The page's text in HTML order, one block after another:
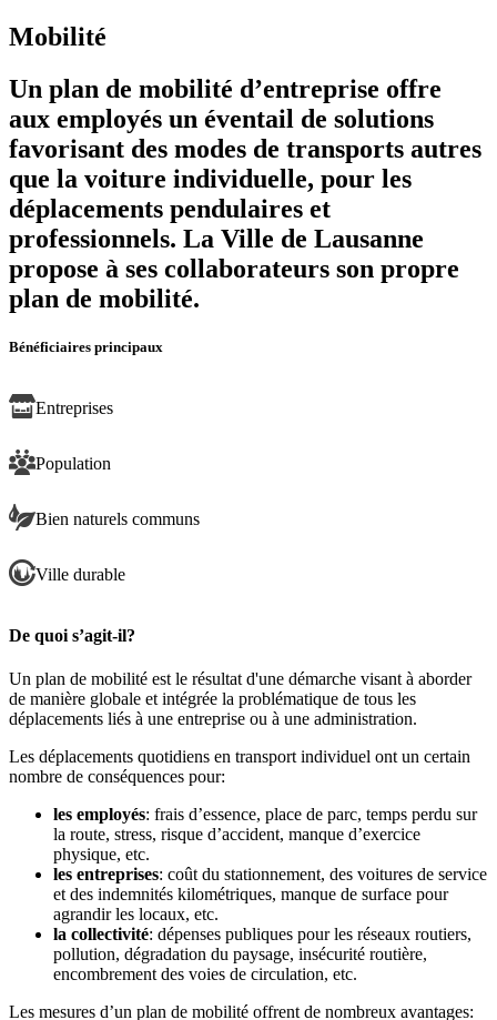
Mobilité
Un plan de mobilité d’entreprise offre
aux employés un éventail de solutions
favorisant des modes de transports autres
que la voiture individuelle, pour les
déplacements pendulaires et
professionnels. La Ville de Lausanne
propose à ses collaborateurs son propre
plan de mobilité.
Bénéficiaires principaux
Entreprises
Population
Bien naturels communs
Ville durable
De quoi s’agit-il?
Un plan de mobilité est le résultat d'une démarche visant à aborder
de manière globale et intégrée la problématique de tous les
déplacements liés à une entreprise ou à une administration.
Les déplacements quotidiens en transport individuel ont un certain
nombre de conséquences pour:
les employés: frais d’essence, place de parc, temps perdu sur
la route, stress, risque d’accident, manque d’exercice
physique, etc.
les entreprises: coût du stationnement, des voitures de service
et des indemnités kilométriques, manque de surface pour
agrandir les locaux, etc.
la collectivité: dépenses publiques pour les réseaux routiers,
pollution, dégradation du paysage, insécurité routière,
encombrement des voies de circulation, etc.
Les mesures d’un plan de mobilité offrent de nombreux avantages: